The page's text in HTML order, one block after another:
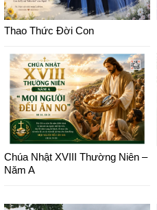
Thao Thức Đời Con
Chúa Nhật XVIII Thường Niên –
Năm A